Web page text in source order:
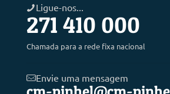
Ligue-nos...
271 410 000
Chamada para a rede fixa nacional
Envie uma mensagem